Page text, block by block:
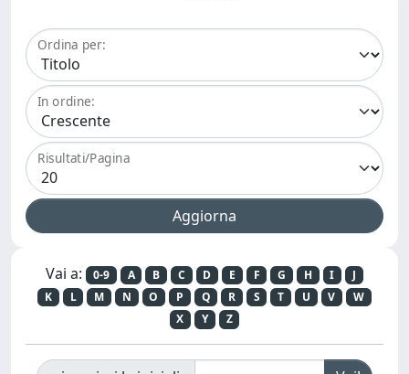
Ordina per:
In ordine:
Risultati/Pagina
Vai a: 0-9 A B C D E F G H I
J
K
L M N O P Q R S T U V
W
X
Y Z